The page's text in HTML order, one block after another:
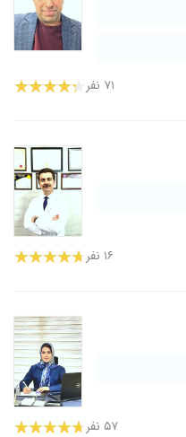
۷۱ نفر
۱۶ نفر
۵۷ نفر